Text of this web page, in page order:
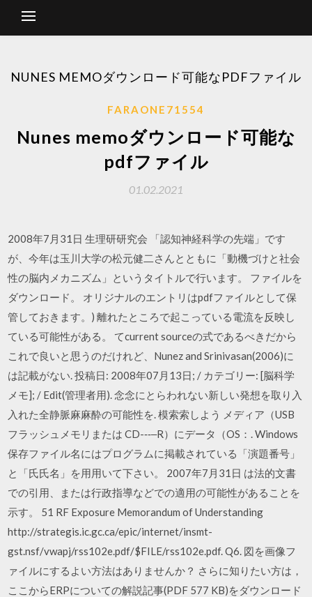
NUNES MEMOダウンロード可能なPDFファイル
FARAONE71554
Nunes memoダウンロード可能な
pdfファイル
01.02.2021
2008年7月31日 生理研研究会 「認知神経科学の先端」です
が、今年は玉川大学の松元健二さんとともに「動機づけと社会
性の脳内メカニズム」というタイトルで行います。 ファイルを
ダウンロード。 オリジナルのエントリはpdfファイルとして保
管しておきます。) 離れたところで起こっている電流を反映し
ている可能性がある。 てcurrent sourceの式であるべきだから
これで良いと思うのだけれど、Nunez and Srinivasan(2006)に
は記載がない. 投稿日: 2008年07月13日; / カテゴリー: [脳科学
メモ]; / Edit(管理者用). 念念にとらわれない新しい発想を取り⼊
入れた全静脈⿇麻酔の可能性を. 模索索しよう メディア（USB
フラッシュメモリまたは CD-‐‑‒R）にデータ（OS：. Windows
保存ファイル名にはプログラムに掲載されている「演題番号」
と「⽒氏名」を⽤用いて下さい。 2007年7月31日 は法的文書
での引用、または行政指導などでの適用の可能性があることを
示す。 51 RF Exposure Memorandum of Understanding
http://strategis.ic.gc.ca/epic/internet/insmt-
gst.nsf/vwapj/rss102e.pdf/$FILE/rss102e.pdf. Q6. 図を画像フ
ァイルにするよい方法はありませんか？ さらに知りたい方は，
ここからERPについての解説記事(PDF 577 KB)をダウンロード